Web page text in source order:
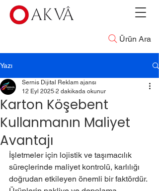
Ürün Ara
Yazı
Karton Köşebent
Kullanmanın Maliyet
Avantajı
Sernis Dijital Reklam ajansı
12 Eyl 2025 2 dakikada okunur
İşletmeler için lojistik ve taşımacılık
süreçlerinde maliyet kontrolü, karlılığı
doğrudan etkileyen önemli bir faktördür.